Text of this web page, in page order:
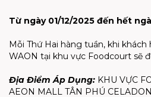
Từ ngày 01/12/2025 đến hết
Mỗi Thứ Hai hàng tuần, khi
WAON tại khu vực Foodcourt sẽ
Địa Điểm Áp Dụng: KHU VỰC
AEON MALL TÂN PHÚ CELADON